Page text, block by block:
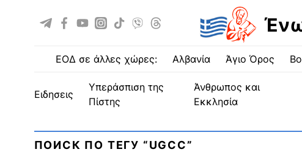
ΕΟΔ σε άλλες χώρες: Αλβανία Άγιο Όρος
ειδησεις
Υπεράσπιση της
Πίστης
Άνθρωπος και
Εκκλησία
ПОИСК ПО ТЕГУ “UGCC”